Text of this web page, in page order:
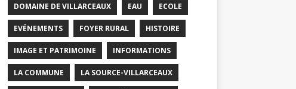
DOMAINE DE VILLARCEAUX EAU ECOLE
EVÉNEMENTS FOYER RURAL HISTOIRE
IMAGE ET PATRIMOINE INFORMATIONS
LA COMMUNE LA SOURCE-VILLARCEAUX